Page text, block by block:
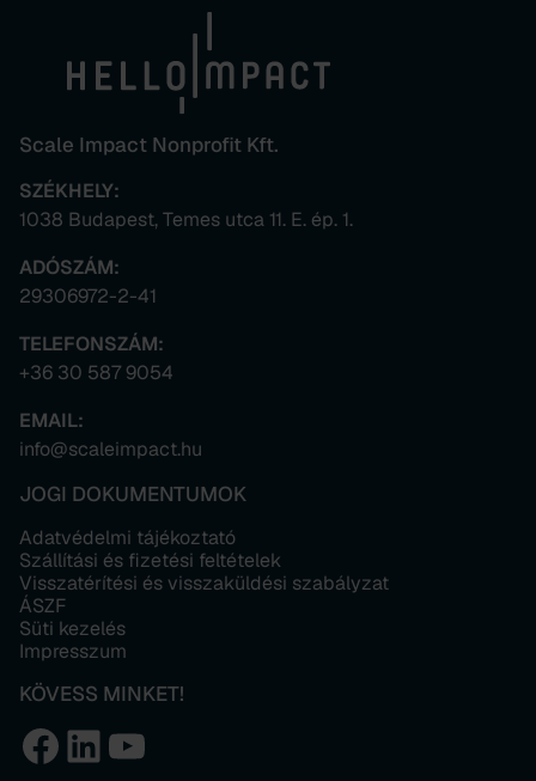
Scale Impact Nonprofit Kft.
SZÉKHELY:
1038 Budapest, Temes utca 11. E. ép. 1.
ADÓSZÁM:
29306972-2-41
TELEFONSZÁM:
+36 30 587 9054
EMAIL:
info@scaleimpact.hu
JOGI DOKUMENTUMOK
Adatvédelmi tájékoztató
Szállítási és fizetési feltételek
Visszatérítési és visszaküldési szabályzat
ÁSZF
Süti kezelés
Impresszum
KÖVESS MINKET!
Facebook LinkedIn YouTube